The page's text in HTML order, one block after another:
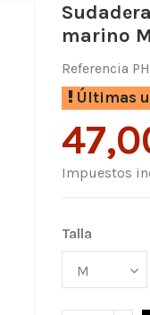
marino
Referencia
Últimas
Impuestos
Talla